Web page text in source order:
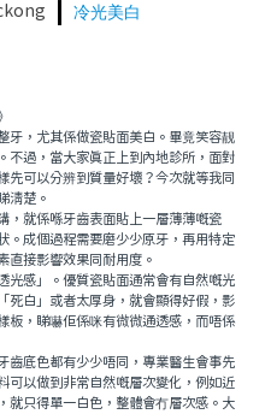
冷光美白
，尤其係做瓷貼面美白。畢竟笑容靓
不過，當大家真正上到內地診所，面對
先可以分辨到質量好壞？今次就等我同
清楚。
就係喺牙齒表面貼上一層薄薄嘅瓷
。成個過程需要磨少少原牙，再用特定
直接影響效果同耐用度。
感」。優質瓷貼面通常會有自然嘅光
死白」或者太厚身，就會顯得好假，影
板，睇嚇佢係咪有微微通透感，而唔係
底色都有少少唔同，專業醫生會事先
可以做到非常自然嘅層次變化，例如近
就只得單一白色，整體會冇層次感。大